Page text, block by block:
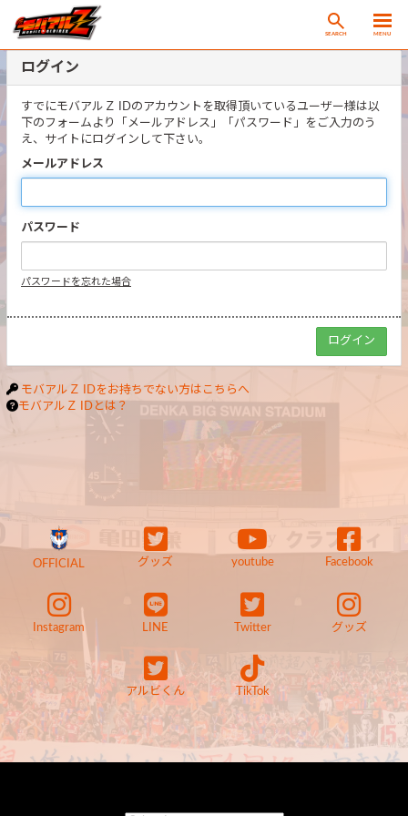
SEARCH MENU
ログイン
すでにモバアルＺ IDのアカウントを取得頂いているユーザー様は以
下のフォームより「メールアドレス」「パスワード」をご入力のう
え、サイトにログインして下さい。
メールアドレス
パスワード
パスワードを忘れた場合
モバアルＺ IDをお持ちでない方はこちらへ
モバアルＺ IDとは？
OFFICIAL グッズ youtube Facebook
Instagram LINE Twitter グッズ
アルビくん TikTok